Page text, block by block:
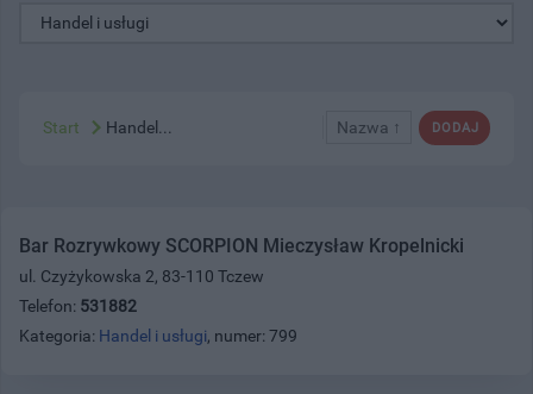
DODAJ
Nazwa ↑
Start Handel...
Bar Rozrywkowy SCORPION Mieczysław Kropelnicki
ul. Czyżykowska 2, 83-110 Tczew
Telefon: 531882
Kategoria: Handel i usługi, numer: 799